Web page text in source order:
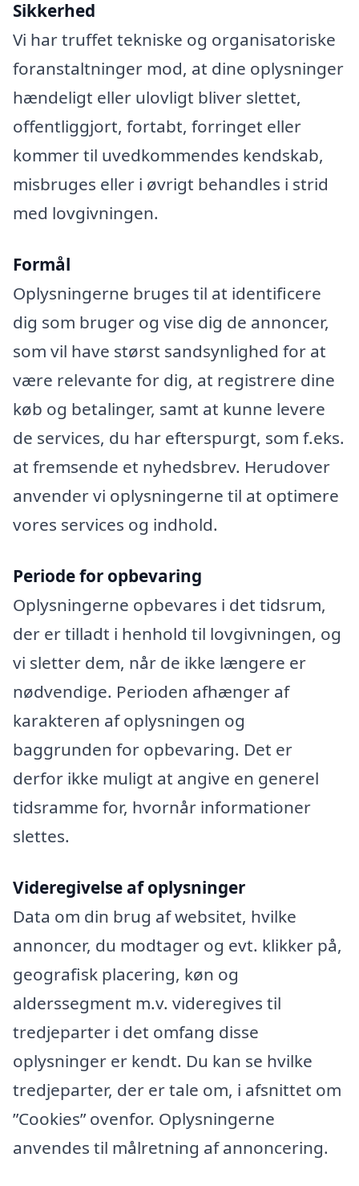
Sikkerhed
Vi har truffet tekniske og organisatoriske
foranstaltninger mod, at dine oplysninger
hændeligt eller ulovligt bliver slettet,
offentliggjort, fortabt, forringet eller
kommer til uvedkommendes kendskab,
misbruges eller i øvrigt behandles i strid
med lovgivningen.
Formål
Oplysningerne bruges til at identificere
dig som bruger og vise dig de annoncer,
som vil have størst sandsynlighed for at
være relevante for dig, at registrere dine
køb og betalinger, samt at kunne levere
de services, du har efterspurgt, som f.eks.
at fremsende et nyhedsbrev. Herudover
anvender vi oplysningerne til at optimere
vores services og indhold.
Periode for opbevaring
Oplysningerne opbevares i det tidsrum,
der er tilladt i henhold til lovgivningen, og
vi sletter dem, når de ikke længere er
nødvendige. Perioden afhænger af
karakteren af oplysningen og
baggrunden for opbevaring. Det er
derfor ikke muligt at angive en generel
tidsramme for, hvornår informationer
slettes.
Videregivelse af oplysninger
Data om din brug af websitet, hvilke
annoncer, du modtager og evt. klikker på,
geografisk placering, køn og
alderssegment m.v. videregives til
tredjeparter i det omfang disse
oplysninger er kendt. Du kan se hvilke
tredjeparter, der er tale om, i afsnittet om
”Cookies” ovenfor. Oplysningerne
anvendes til målretning af annoncering.